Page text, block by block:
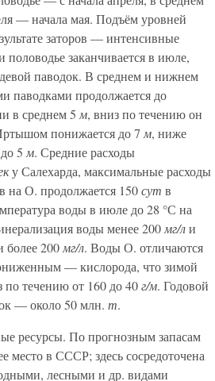
— начала мая. Подъём уровней
заторов — интенсивные
заканчивается в июле,
паводок. В среднем и нижнем
паводками продолжается до
в среднем 5 м, вниз по течению он
понижается до 7 м, ниже
5 м. Средние расходы
у Салехарда, максимальные расходы
на О. продолжается 150сут в
воды в июле до 28 °С на
воды менее 200 мг/ли
более 200 мг/л. Воды О. отличаются
— кислорода, что зимой
по течению от 160 до 40г/м. Годовой
— около 50 млн. т.
ресурсы. По прогнозным запасам
место в СССР; здесь сосредоточена
лесными и др. видами